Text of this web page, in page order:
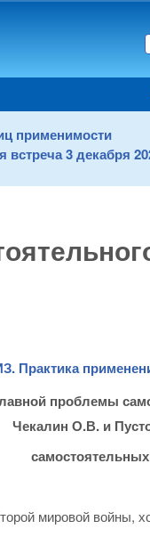
применимости
3 декабря
Практика
проблемы
Чекалин О.В. и
мировой войны,